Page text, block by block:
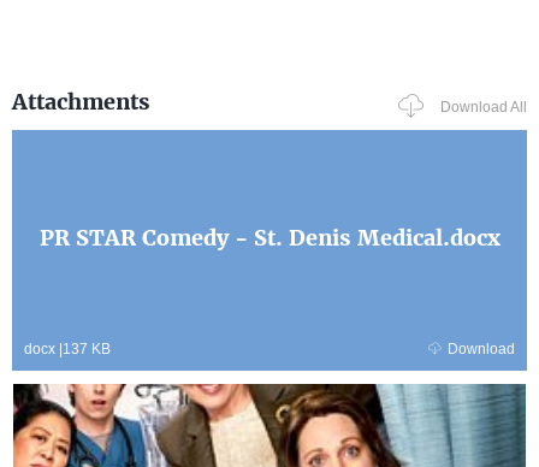
Attachments Download All
PR STAR Comedy - St. Denis Medical.docx
docx 137 KB Download